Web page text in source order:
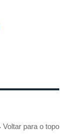
Voltar para o topo